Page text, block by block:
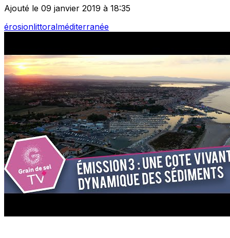
Ajouté le 09 janvier 2019 à 18:35
érosionlittoralméditerranée